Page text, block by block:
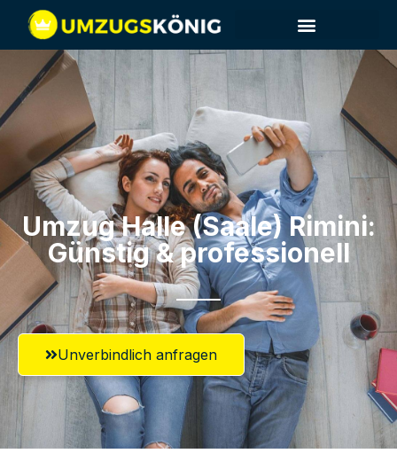
Umzug Halle (Saale)​ Rimini:
Günstig & professionell​
Unverbindlich anfragen